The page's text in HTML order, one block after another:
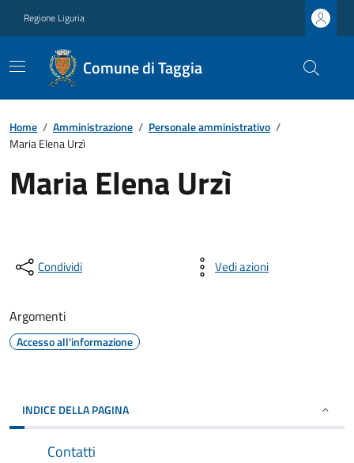
Regione Liguria
Comune di Taggia
Home / Amministrazione / Personale amministrativo /
Maria Elena Urzì
Maria Elena Urzì
Condividi Vedi azioni
Argomenti
Accesso all'informazione
INDICE DELLA PAGINA
Contatti